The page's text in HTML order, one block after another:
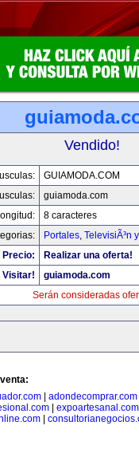
Vendido!
GUIAMODA.COM
guiamoda.com
8 caracteres
Portales, TelevisiÃ³n
Precio:
Realizar una oferta!
Visitar!
guiamoda.com
Serán consideradas
| adondecomprar.com
expoartesanal.com